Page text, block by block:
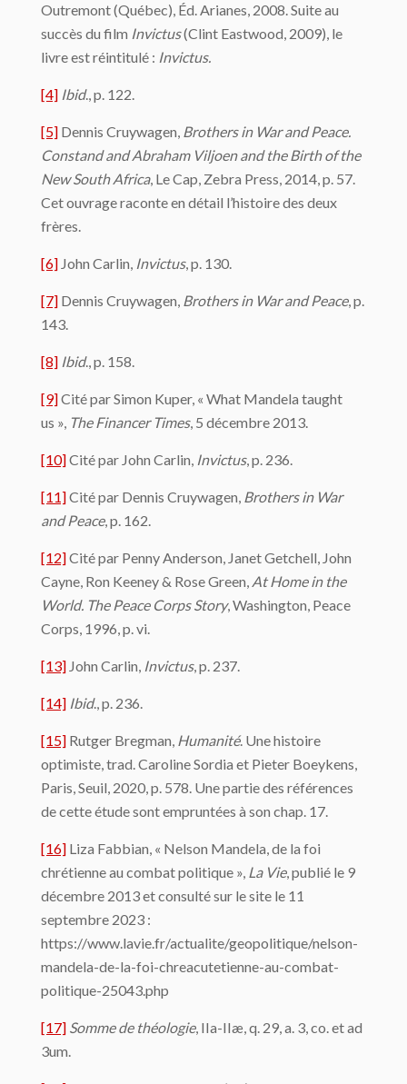
Outremont (Québec), Éd. Arianes, 2008. Suite au
succès du film Invictus(Clint Eastwood, 2009), le
livre est réintitulé : Invictus.
[4] Ibid., p. 122.
[5] Dennis Cruywagen, Brothers in War and Peace.
Constand and Abraham Viljoen and the Birth of the
New South Africa, Le Cap, Zebra Press, 2014, p. 57.
Cet ouvrage raconte en détail l’histoire des deux
frères.
[6] John Carlin, Invictus, p. 130.
[7] Dennis Cruywagen, Brothers in War and Peace, p.
143.
[8] Ibid., p. 158.
[9]Cité par Simon Kuper, « What Mandela taught
us », The Financer Times, 5 décembre 2013.
[10]Cité par John Carlin, Invictus, p. 236.
[11]Cité par Dennis Cruywagen, Brothers in War
and Peace, p. 162.
[12]Cité par Penny Anderson, Janet Getchell, John
Cayne, Ron Keeney & Rose Green, At Home in the
World. The Peace Corps Story, Washington, Peace
Corps, 1996, p. vi.
[13] John Carlin, Invictus, p. 237.
[14] Ibid., p. 236.
[15] Rutger Bregman, Humanité. Une histoire
optimiste, trad. Caroline Sordia et Pieter Boeykens,
Paris, Seuil, 2020, p. 578. Une partie des références
de cette étude sont empruntées à son chap. 17.
[16] Liza Fabbian, « Nelson Mandela, de la foi
chrétienne au combat politique », La Vie, publié le 9
décembre 2013 et consulté sur le site le 11
septembre 2023 :
https://www.lavie.fr/actualite/geopolitique/nelson-
mandela-de-la-foi-chreacutetienne-au-combat-
politique-25043.php
[17] Somme de théologie, IIa-IIæ, q. 29, a. 3, co. et ad
3um.